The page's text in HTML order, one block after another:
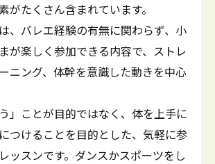
がたくさん含まれています。
、バレエ経験の有無に関わらず、小
が楽しく参加できる内容で、ストレ
ニング、体幹を意識した動きを中心
」ことが目的ではなく、体を上手に
つけることを目的とした、気軽に参
ッスンです。ダンスかスポーツをし